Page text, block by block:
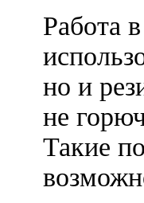
Работа
но и
не
Такие